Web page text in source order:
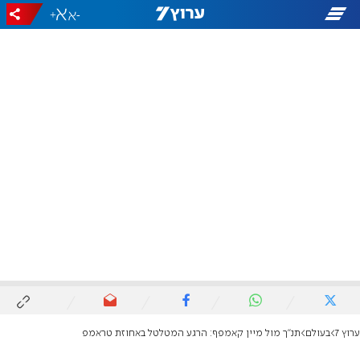
-
+
ערוץ 7 בעולם תנ"ך מול מיין קאמפף: הרגע המטלטל באחוזת טראמפ